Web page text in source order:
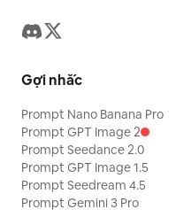
Gợi nhắc
Prompt Nano Banana Pro
Prompt GPT Image 2
Prompt Seedance 2.0
Prompt GPT Image 1.5
Prompt Seedream 4.5
Prompt Gemini 3 Pro